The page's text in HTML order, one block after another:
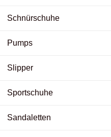
Schnürschuhe
Pumps
Slipper
Sportschuhe
Sandaletten